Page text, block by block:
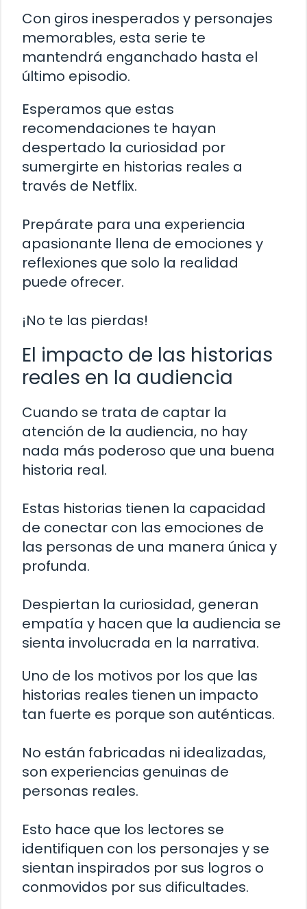
Con giros inesperados y personajes
memorables, esta serie te
mantendrá enganchado hasta el
último episodio.
Esperamos que estas
recomendaciones te hayan
despertado la curiosidad por
sumergirte en historias reales a
través de Netflix.
Prepárate para una experiencia
apasionante llena de emociones y
reflexiones que solo la realidad
puede ofrecer.
¡No te las pierdas!
El impacto de las historias
reales en la audiencia
Cuando se trata de captar la
atención de la audiencia, no hay
nada más poderoso que una buena
historia real.
Estas historias tienen la capacidad
de conectar con las emociones de
las personas de una manera única y
profunda.
Despiertan la curiosidad, generan
empatía y hacen que la audiencia se
sienta involucrada en la narrativa.
Uno de los motivos por los que las
historias reales tienen un impacto
tan fuerte es porque son auténticas.
No están fabricadas ni idealizadas,
son experiencias genuinas de
personas reales.
Esto hace que los lectores se
identifiquen con los personajes y se
sientan inspirados por sus logros o
conmovidos por sus dificultades.